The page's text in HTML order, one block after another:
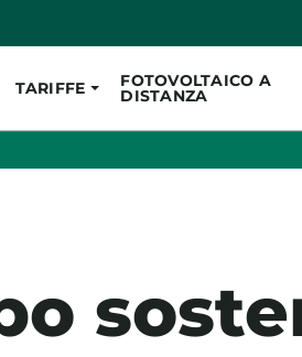
TARIFFE FOTOVOLTAICO A
DISTANZA